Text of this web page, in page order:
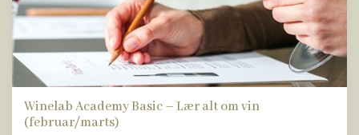
Winelab Academy Basic – Lær alt om vin
(februar/marts)